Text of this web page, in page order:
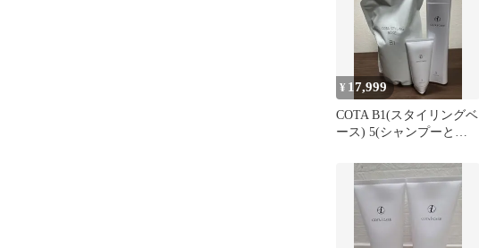
¥ 17,999
COTA B1(スタイリングベ
ース) 5(シャンプーとト